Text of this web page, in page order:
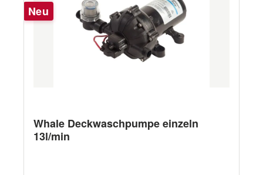
Neu
Whale Deckwaschpumpe einzeln
13l/min